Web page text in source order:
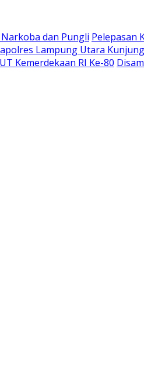
dan Pungli Pelepasan
Lampung Utara
Kemerdekaan RI Ke-80